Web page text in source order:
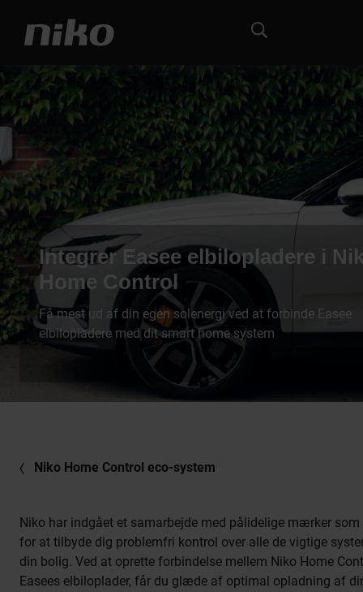
Integrer Easee elbilopladere i
Home Control
Få mest ud af din egen solenergi ved at forbinde Easee
elbilopladere med dit smart home system
Niko Home Control eco-system
Niko har indgået et samarbejde med pålidelige mærker som
for at tilbyde dig problemfri kontrol over alle de vigtige
din bolig. Ved at oprette forbindelse mellem Niko Home
Easees elbiloplader, får du glæde af optimal opladning af